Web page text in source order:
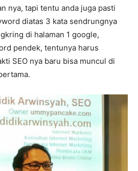
nya, tapi tentu anda juga pasti
diatas 3 kata sendrungnya
di halaman 1 google,
pendek, tentunya harus
SEO nya baru bisa muncul di